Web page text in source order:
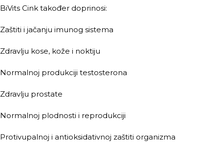
BiVits Cink također doprinosi:
Zaštiti i jačanju imunog sistema
Zdravlju kose, kože i noktiju
Normalnoj produkciji testosterona
Zdravlju prostate
Normalnoj plodnosti i reprodukciji
Protivupalnoj i antioksidativnoj zaštiti organizma